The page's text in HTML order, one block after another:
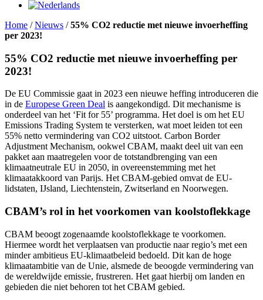
Home /Nieuws /55% CO2 reductie met nieuwe invoerheffing
per 2023!
55% CO2 reductie met nieuwe invoerheffing per
2023!
De EU Commissie gaat in 2023 een nieuwe heffing introduceren die
in de Europese Green Deal is aangekondigd. Dit mechanisme is
onderdeel van het ‘Fit for 55’ programma. Het doel is om het EU
Emissions Trading System te versterken, wat moet leiden tot een
55% netto vermindering van CO2 uitstoot. Carbon Border
Adjustment Mechanism, ookwel CBAM, maakt deel uit van een
pakket aan maatregelen voor de totstandbrenging van een
klimaatneutrale EU in 2050, in overeenstemming met het
klimaatakkoord van Parijs. Het CBAM-gebied omvat de EU-
lidstaten, IJsland, Liechtenstein, Zwitserland en Noorwegen.
CBAM’s rol in het voorkomen van koolstoflekkage
CBAM beoogt zogenaamde koolstoflekkage te voorkomen.
Hiermee wordt het verplaatsen van productie naar regio’s met een
minder ambitieus EU-klimaatbeleid bedoeld. Dit kan de hoge
klimaatambitie van de Unie, alsmede de beoogde vermindering van
de wereldwijde emissie, frustreren. Het gaat hierbij om landen en
gebieden die niet behoren tot het CBAM gebied.